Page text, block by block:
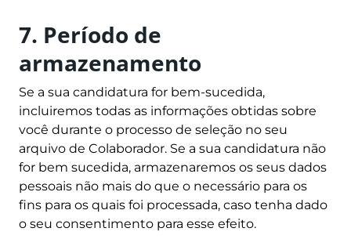
7. Período de
armazenamento
Se a sua candidatura for bem-sucedida,
incluiremos todas as informações obtidas sobre
você durante o processo de seleção no seu
arquivo de Colaborador. Se a sua candidatura não
for bem sucedida, armazenaremos os seus dados
pessoais não mais do que o necessário para os
fins para os quais foi processada, caso tenha dado
o seu consentimento para esse efeito.